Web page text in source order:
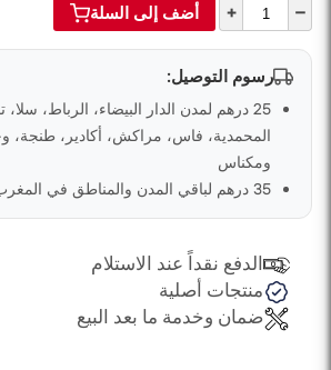
–
+ أضف إلى السلة
رسوم التوصيل:
25 درهم لمدن الدار البيضاء، الرباط، سلا،
المحمدية، فاس، مراكش، أكادير، طنجة،
ومكناس
35 درهم لباقي المدن والمناطق في المغرب
الدفع نقداً عند الاستلام
منتجات أصلية
ضمان وخدمة ما بعد البيع